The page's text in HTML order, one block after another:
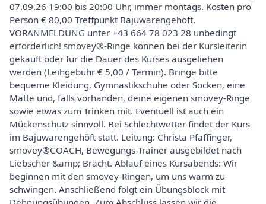
07.09.26 19:00 bis 20:00 Uhr, immer montags. Kosten pro
Person € 80,00 Treffpunkt Bajuwarengehöft.
VORANMELDUNG unter +43 664 78 023 28 unbedingt
erforderlich! smovey®-Ringe können bei der Kursleiterin
gekauft oder für die Dauer des Kurses ausgeliehen
werden (Leihgebühr € 5,00 / Termin). Bringe bitte
bequeme Kleidung, Gymnastikschuhe oder Socken, eine
Matte und, falls vorhanden, deine eigenen smovey-Ringe
sowie etwas zum Trinken mit. Eventuell ist auch ein
Mückenschutz sinnvoll. Bei Schlechtwetter findet der Kurs
im Bajuwarengehöft statt. Leitung: Christa Pfaffinger,
smovey®COACH, Bewegungs-Trainer ausgebildet nach
Liebscher &amp; Bracht. Ablauf eines Kursabends: Wir
beginnen mit den smovey-Ringen, um uns warm zu
schwingen. Anschließend folgt ein Übungsblock mit